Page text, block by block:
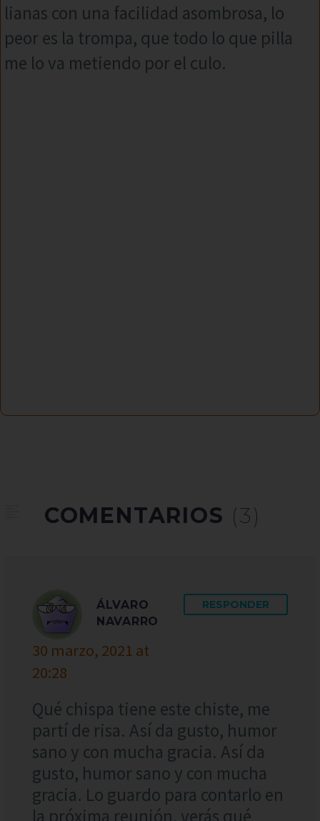
lianas con una facilidad asombrosa, lo
peor es la trompa, que todo lo que pilla
me lo va metiendo por el culo.
COMENTARIOS (3)
ÁLVARO
NAVARRO
30 marzo, 2021 at
20:28
RESPONDER
Qué chispa tiene este chiste, me
partí de risa. Así da gusto, humor
sano y con mucha gracia. Así da
gusto, humor sano y con mucha
gracia. Lo guardo para contarlo en
la próxima reunión, verás qué